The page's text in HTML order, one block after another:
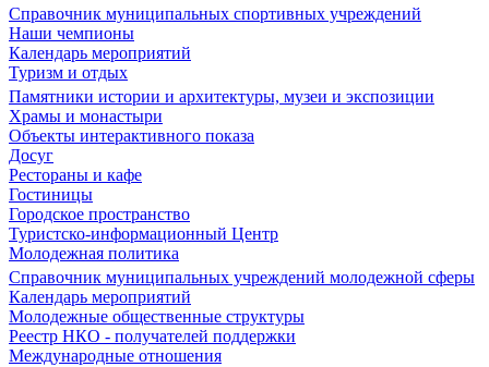
Справочник муниципальных спортивных учреждений
Наши чемпионы
Календарь мероприятий
Туризм и отдых
Памятники истории и архитектуры, музеи и экспозиции
Храмы и монастыри
Объекты интерактивного показа
Досуг
Рестораны и кафе
Гостиницы
Городское пространство
Туристско-информационный Центр
Молодежная политика
Справочник муниципальных учреждений молодежной сферы
Календарь мероприятий
Молодежные общественные структуры
Реестр НКО - получателей поддержки
Международные отношения